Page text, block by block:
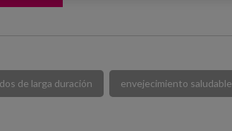
de larga duración envejecimiento saludable